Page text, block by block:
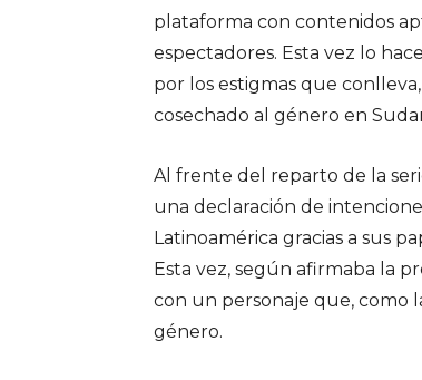
plataforma con contenidos
espectadores. Esta vez lo
por los estigmas que
cosechado al género en
Al frente del reparto de la
una declaración de
Latinoamérica gracias a sus
Esta vez, según afirmaba la
con un personaje que, como
género.